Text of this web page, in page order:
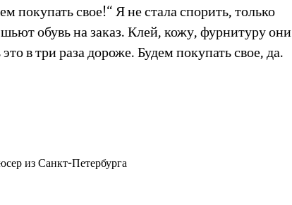
покупать свое!“ Я не стала спорить, только
обувь на заказ. Клей, кожу, фурнитуру они
в три раза дороже. Будем покупать свое, да.
из Санкт-Петербурга